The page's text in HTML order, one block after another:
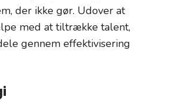
der ikke gør. Udover at
med at tiltrække talent,
gennem effektivisering